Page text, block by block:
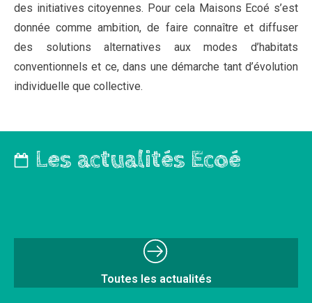
des initiatives citoyennes. Pour cela Maisons Ecoé s’est
donnée comme ambition, de faire connaître et diffuser
des solutions alternatives aux modes d’habitats
conventionnels et ce, dans une démarche tant d’évolution
individuelle que collective.
Les actualités Ecoé
Toutes les actualités